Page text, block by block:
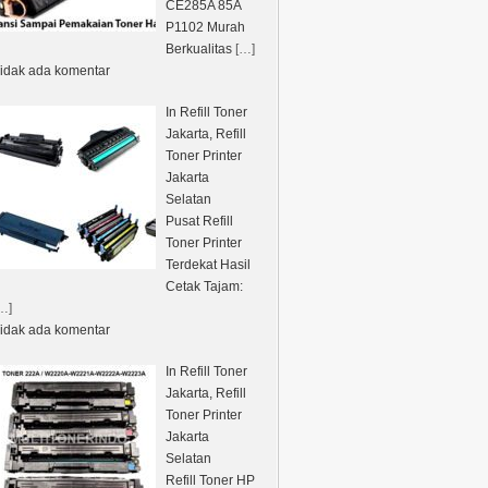
CE285A 85A
P1102 Murah
Berkualitas […]
ada komentar
In Refill Toner
Jakarta, Refill
Toner Printer
Jakarta
Selatan
Pusat Refill
Toner Printer
Terdekat Hasil
Cetak Tajam:
ada komentar
In Refill Toner
Jakarta, Refill
Toner Printer
Jakarta
Selatan
Refill Toner HP